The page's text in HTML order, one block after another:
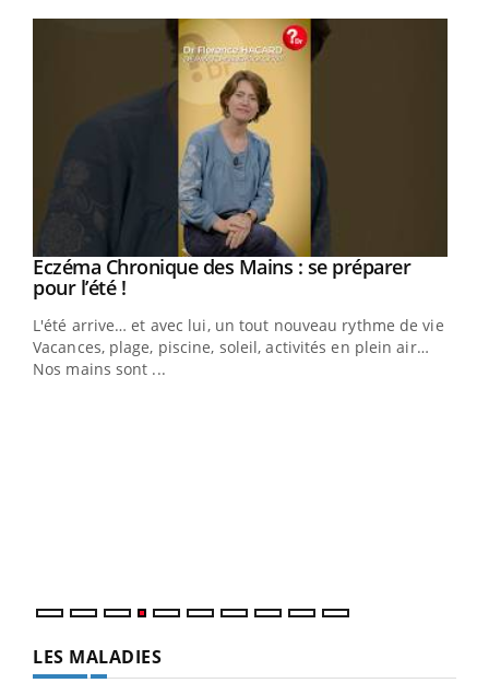
Youtube
Eczéma Chronique des Mains : se préparer
pour l’été !Youtube
L'été arrive… et avec lui, un tout nouveau rythme de vie !
Vacances, plage, piscine, soleil, activités en plein air…
Nos mains sont ...
LES MALADIES